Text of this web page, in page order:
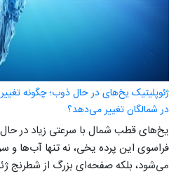
ژئوپلیتیک یخ‌های در حال ذوب؛ چگونه
در شمالگان تغییر می‌دهد؟
یخ‌های قطب شمال با سرعتی زیاد در
فراسوی این پرده یخی، نه تنها آب‌ها و
می‌شود، بلکه صفحه‌ای بزرگ از شطرنج